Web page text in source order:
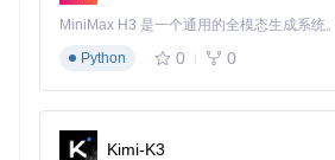
Python
0 0
Kimi-K3